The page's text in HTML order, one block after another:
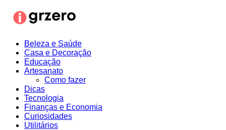
para
Beleza e Saúde
Casa e Decoração
Educação
Artesanato
Como fazer
Dicas
Tecnologia
Finanças e Economia
Curiosidades
Utilitários